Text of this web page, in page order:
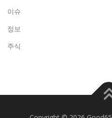
이슈
정보
주식